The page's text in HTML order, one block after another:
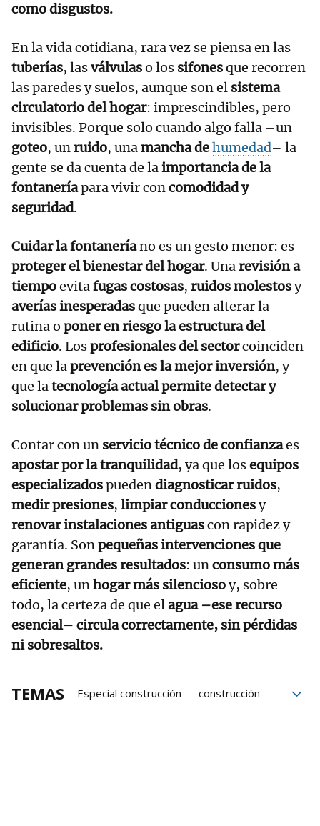
como disgustos.
En la vida cotidiana, rara vez se piensa en las
tuberías, lasválvulaso los sifonesque recorren
las paredes y suelos, aunque son el sistema
circulatorio del hogar: imprescindibles, pero
invisibles. Porque solo cuando algo falla –un
goteo, unruido, unamancha dehumedad– la
gente se da cuenta de laimportancia de la
fontaneríapara vivir concomodidad y
seguridad.
Cuidar la fontaneríano es un gesto menor: es
proteger el bienestar del hogar. Unarevisión a
tiempoevitafugas costosas, ruidos molestosy
averías inesperadasque pueden alterar la
rutina o poner en riesgo la estructura del
edificio. Losprofesionales del sectorcoinciden
en que laprevención es la mejor inversión, y
que latecnología actual permite detectar y
solucionar problemas sin obras.
Contar con un servicio técnico de confianzaes
apostar por la tranquilidad, ya que losequipos
especializadospuedendiagnosticar ruidos,
medir presiones, limpiar conduccionesy
renovar instalaciones antiguascon rapidez y
garantía. Sonpequeñas intervenciones que
generan grandes resultados: unconsumo más
eficiente, unhogar más silenciosoy, sobre
todo, la certeza de que elagua –ese recurso
esencial– circula correctamente, sin pérdidas
ni sobresaltos.
TEMAS Especial construcción
construcción